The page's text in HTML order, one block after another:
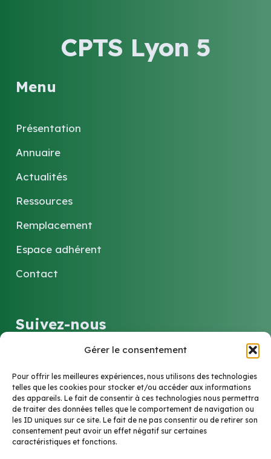
Gérer le consentement
Pour offrir les meilleures expériences, nous utilisons des technologies
telles que les cookies pour stocker et/ou accéder aux informations
des appareils. Le fait de consentir à ces technologies nous permettra
de traiter des données telles que le comportement de navigation ou
les ID uniques sur ce site. Le fait de ne pas consentir ou de retirer son
consentement peut avoir un effet négatif sur certaines
caractéristiques et fonctions.
CPTS Lyon 5
Menu
Présentation
Annuaire
Actualités
Ressources
Remplacement
Espace adhérent
Contact
Suivez-nous
Contact